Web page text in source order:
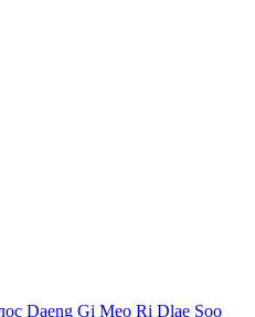
Daeng Gi Meo Ri Dlae Soo